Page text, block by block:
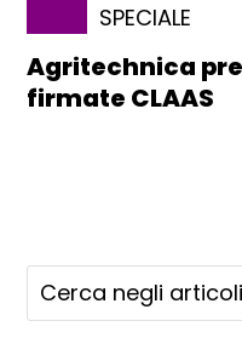
SPECIALE
Agritechnica
firmate CLAAS